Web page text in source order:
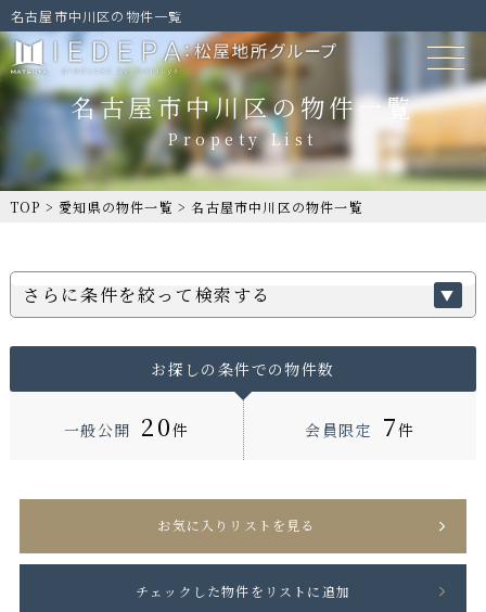
名古屋市中川区の物件一覧
TOP > 愛知県の物件一覧 > 名古屋市中川区の物件一覧
名古屋市中川区の物件一覧
さらに条件を絞って検索する
お探しの条件での物件数
一般公開 20件 会員限定 7件
お気に入りリストを見る